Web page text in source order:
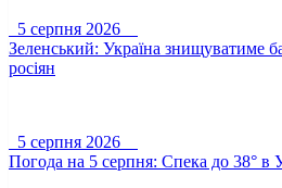
5 серпня 2026
Зеленський: Україна знищуватиме
росіян
5 серпня 2026
Погода на 5 серпня: Спека до 38° в